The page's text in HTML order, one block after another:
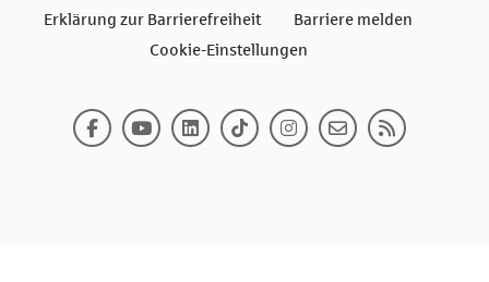
Erklärung zur Barrierefreiheit
Barriere melden
Cookie-Einstellungen